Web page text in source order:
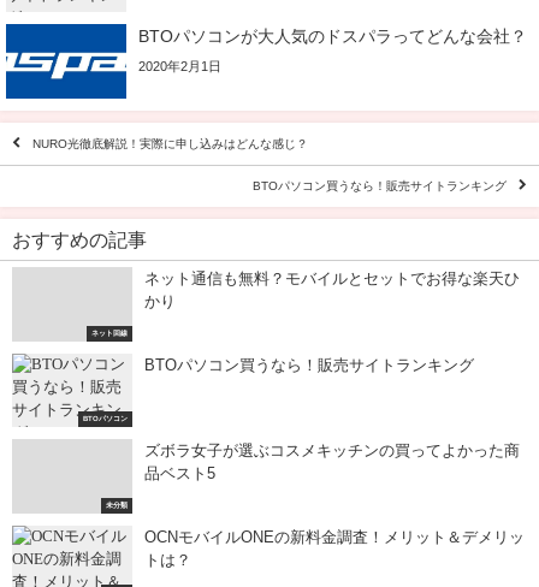
BTOパソコンが大人気のドスパラってどんな会社？
2020年2月1日
NURO光徹底解説！実際に申し込みはどんな感じ？
BTOパソコン買うなら！販売サイトランキング
おすすめの記事
ネット回線
ネット通信も無料？モバイルとセットでお得な楽天ひ
かり
BTOパソコン
BTOパソコン買うなら！販売サイトランキング
未分類
ズボラ女子が選ぶコスメキッチンの買ってよかった商
品ベスト5
OCNモバイルONEの新料金調査！メリット＆デメリッ
トは？